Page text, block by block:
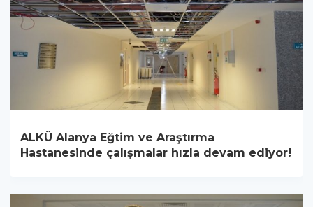
ALKÜ Alanya Eğtim ve Araştırma
Hastanesinde çalışmalar hızla devam ediyor!